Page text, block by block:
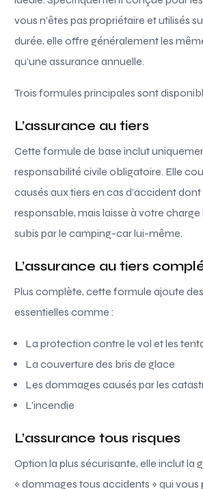
vous n’êtes pas propriétaire et utilisés
durée, elle offre généralement les
qu’une assurance annuelle.
Trois formules principales sont
L’assurance au tiers
Cette formule de base inclut
responsabilité civile obligatoire. Elle
causés aux tiers en cas d’accident
responsable, mais laisse à votre
subis par le camping-car lui-même.
L’assurance au tiers
Plus complète, cette formule ajoute
essentielles comme :
La protection contre le vol et les
La couverture des bris de glace
Les dommages causés par les
L’incendie
L’assurance tous risques
Option la plus sécurisante, elle inclut la
« dommages tous accidents » qui vous